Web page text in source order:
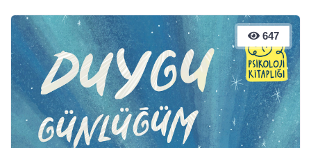
647
647